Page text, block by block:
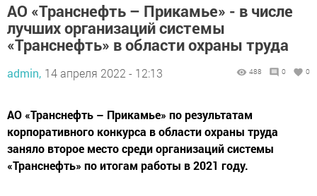
АО «Транснефть – Прикамье» - в числе
лучших организаций системы
«Транснефть» в области охраны труда
admin, 14 апреля 2022 - 12:13 488 0 0
АО «Транснефть – Прикамье» по результатам
корпоративного конкурса в области охраны труда
заняло второе место среди организаций системы
«Транснефть» по итогам работы в 2021 году.